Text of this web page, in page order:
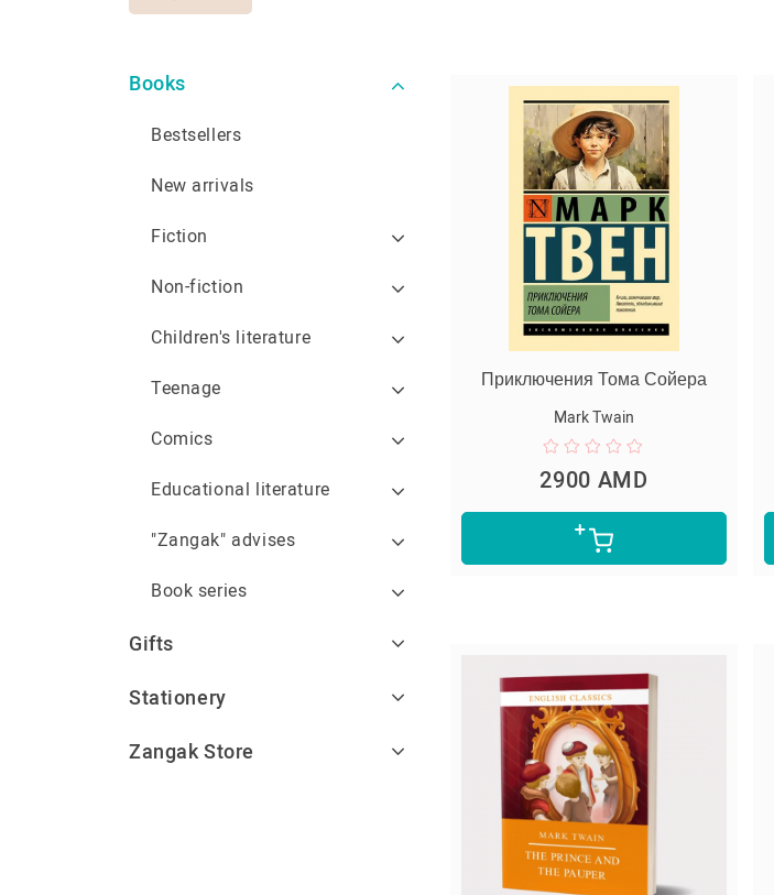
Books
Bestsellers
New arrivals
Fiction
Non-fiction
Children's literature
Teenage
Comics
Educational literature
"Zangak" advises
Book series
Gifts
Stationery
Zangak Store
Приключения Тома Сойера
Mark Twain
2900 AMD